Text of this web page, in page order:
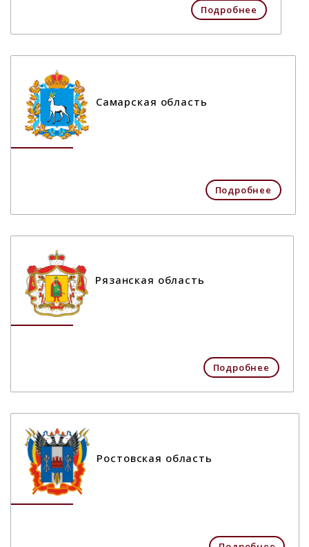
Подробнее
Самарская область
Подробнее
Рязанская область
Подробнее
Ростовская область